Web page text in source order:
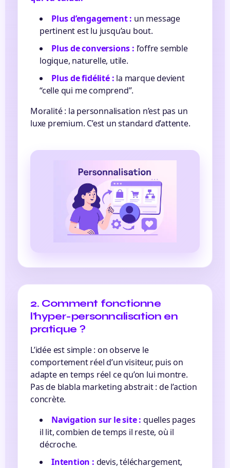
Plus d’engagement : un message
pertinent est lu jusqu’au bout.
Plus de conversions : l’offre semble
logique, naturelle, utile.
Plus de fidélité : la marque devient
“celle qui me comprend”.
Moralité : la personnalisation n’est pas un
luxe premium. C’est un standard d’attente.
2. Comment fonctionne
l’hyper-personnalisation en
pratique ?
L’idée est simple : on observe le
comportement réel d’un visiteur, puis on
adapte en temps réel ce qu’on lui montre.
Pas de blabla marketing abstrait : de l’action
concrète.
Navigation sur le site : quelles pages
il lit, combien de temps il reste, où il
décroche.
Intention : devis, téléchargement,